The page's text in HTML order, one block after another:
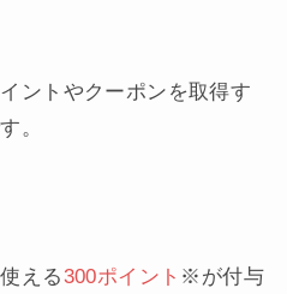
ントやクーポンを取得す
。
える300ポイント ※が付与